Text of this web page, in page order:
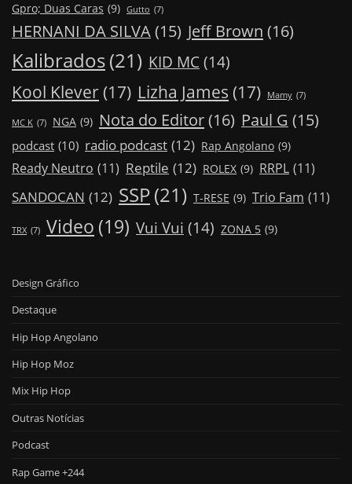
Gpro; Duas Caras (9) Gutto (7)
HERNANI DA SILVA(15) Jeff Brown (16)
Kalibrados(21) KID MC (14)
Kool Klever (17) Lizha James (17) Mamy (7)
MC K (7) NGA (9) Nota do Editor(16) Paul G (15)
podcast (10) radio podcast (12) Rap Angolano (9)
Ready Neutro (11) Reptile (12) ROLEX (9) RRPL (11)
SANDOCAN (12) SSP(21) T-RESE (9) Trio Fam (11)
TRX (7) Video (19) Vui Vui (14) ZONA 5 (9)
Design Gráfico
Destaque
Hip Hop Angolano
Hip Hop Moz
Mix Hip Hop
Outras Notícias
Podcast
Rap Game +244